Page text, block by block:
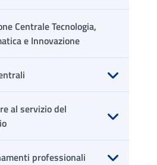
Centrale Tecnologia,
e Innovazione
Apri sottomenu
al servizio del
Apri sottomenu
professionali